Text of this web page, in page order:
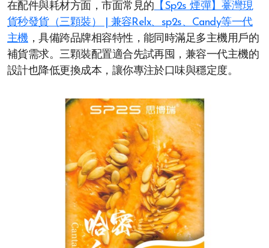
在配件與耗材方面，市面常見的 【Sp2s 煙彈】薹灣現
貨秒發貨（三顆裝） | 兼容Relx、sp2s、Candy等一代
主機，具備跨品牌相容特性，能同時滿足多主機用戶的
補貨需求。三顆裝配置適合先試再囤，兼容一代主機的
設計也降低更換成本，讓你專注於口味與穩定度。